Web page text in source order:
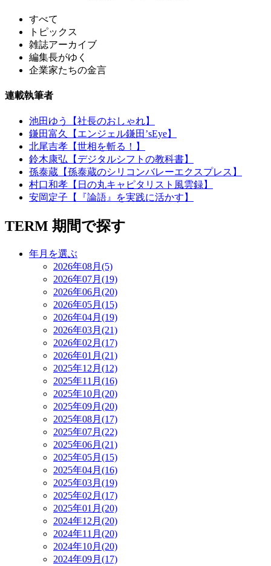
すべて
トピックス
雑誌アーカイブ
編集長がゆく
企業家たちの金言
連載執筆者
池田ゆう【社長のおしゃれ】
鎌田富久【エンジェル鎌田’sEye】
北尾吉孝【世相を斬る！】
鈴木康弘【デジタルシフトの教科書】
孫泰蔵【孫泰蔵のシリコンバレーエクスプレス】
村口和孝【日の丸キャピタリスト風雲録】
安岡定子【『論語』を実践に活かす】
TERM 期間で探す
年月を選ぶ
2026年08月(5)
2026年07月(19)
2026年06月(20)
2026年05月(15)
2026年04月(19)
2026年03月(21)
2026年02月(17)
2026年01月(21)
2025年12月(12)
2025年11月(16)
2025年10月(20)
2025年09月(20)
2025年08月(17)
2025年07月(22)
2025年06月(21)
2025年05月(15)
2025年04月(16)
2025年03月(19)
2025年02月(17)
2025年01月(20)
2024年12月(20)
2024年11月(20)
2024年10月(20)
2024年09月(17)